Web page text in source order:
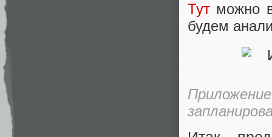
Тут можно
будем